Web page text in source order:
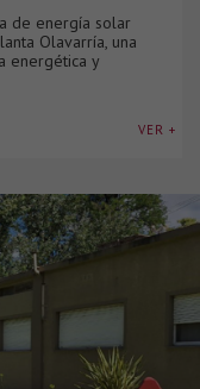
de energía solar
Olavarría, una
energética y
VER +